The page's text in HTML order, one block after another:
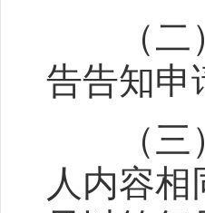
（二）
告告知申
（三）
人内容